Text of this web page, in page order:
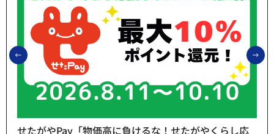
前のスライドを表示
せたがやPay「物価高に負けるな！せたがやくらし応